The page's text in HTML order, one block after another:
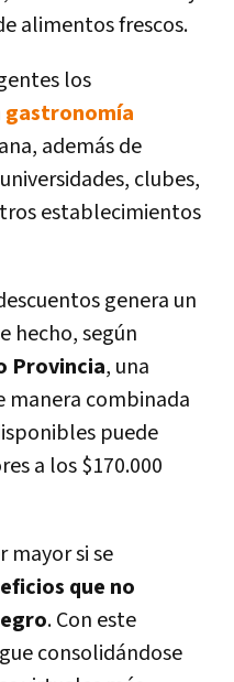
alimentos frescos.
los
gastronomía
, además de
universidades, clubes,
establecimientos
genera un
hecho, según
Provincia, una
manera combinada
puede
a los $170.000
mayor si se
que no
. Con este
consolidándose